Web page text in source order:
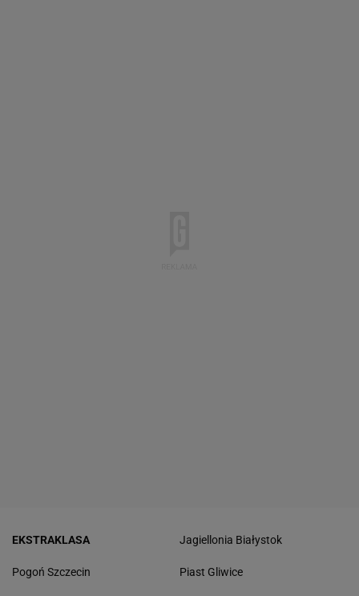
EKSTRAKLASA
Pogoń Szczecin
Jagiellonia Białystok
Piast Gliwice